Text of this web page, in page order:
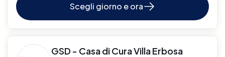
Scegli giorno e ora
GSD - Casa di Cura Villa Erbosa